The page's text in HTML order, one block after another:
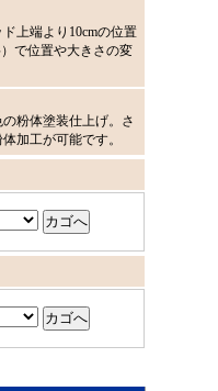
上端より10cmの位置
で位置や大きさの変
粉体塗装仕上げ。さ
加工が可能です。